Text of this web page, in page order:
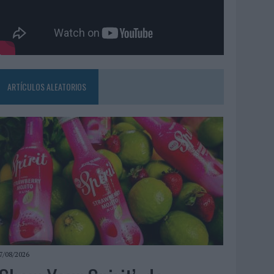
ARTÍCULOS ALEATORIOS
08/2026